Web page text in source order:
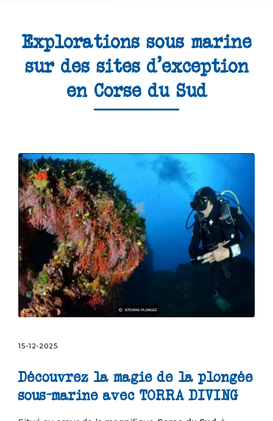
Explorations sous marine
sur des sites d'exception
en Corse du Sud
15-12-2025
Découvrez la magie de la plongée
sous-marine avec TORRA DIVING